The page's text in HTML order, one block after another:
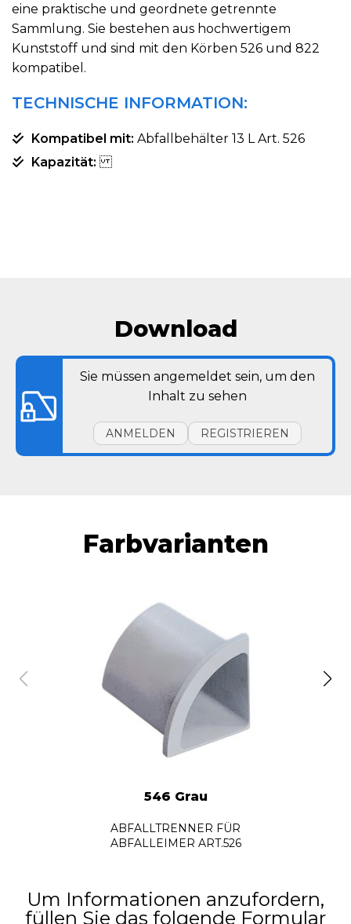
eine praktische und geordnete getrennte
Sammlung. Sie bestehen aus hochwertigem
Kunststoff und sind mit den Körben 526 und 822
kompatibel.
TECHNISCHE INFORMATION:
Kompatibel mit: Abfallbehälter 13 L Art. 526
Kapazität:
Download
Sie müssen angemeldet sein, um den
Inhalt zu sehen
ANMELDEN REGISTRIEREN
Farbvarianten
546 Grau
ABFALLTRENNER FÜR
ABFALLEIMER ART.526
Um Informationen anzufordern,
füllen Sie das folgende Formular